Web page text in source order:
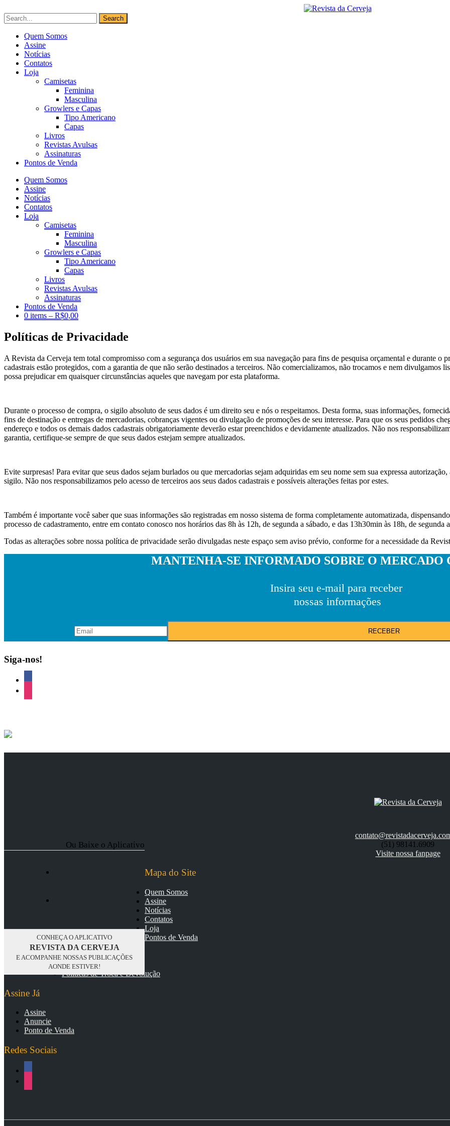
Quem Somos
Assine
Notícias
Contatos
Loja
Camisetas
Feminina
Masculina
Growlers e Capas
Tipo Americano
Capas
Livros
Revistas Avulsas
Assinaturas
Pontos de Venda
Quem Somos
Assine
Notícias
Contatos
Loja
Camisetas
Feminina
Masculina
Growlers e Capas
Tipo Americano
Capas
Livros
Revistas Avulsas
Assinaturas
Pontos de Venda
0 items – R$0,00
Políticas de Privacidade
A Revista da Cerveja tem total compromisso com a segurança dos usuários em sua navegação para fins de pesquisa orçamental e durante o
cadastrais estão protegidos, com a garantia de que não serão destinados a terceiros. Não comercializamos, não trocamos e nem divulgamos
possa prejudicar em quaisquer circunstâncias aqueles que navegam por esta plataforma.
Durante o processo de compra, o sigilo absoluto de seus dados é um direito seu e nós o respeitamos. Desta forma, suas informações,
fins de destinação e entregas de mercadorias, cobranças vigentes ou divulgação de promoções de seu interesse. Para que os seus pedidos
endereço e todos os demais dados cadastrais obrigatoriamente deverão estar preenchidos e devidamente atualizados. Não nos
garantia, certifique-se sempre de que seus dados estejam sempre atualizados.
Evite surpresas! Para evitar que seus dados sejam burlados ou que mercadorias sejam adquiridas em seu nome sem sua expressa
sigilo. Não nos responsabilizamos pelo acesso de terceiros aos seus dados cadastrais e possíveis alterações feitas por estes.
Também é importante você saber que suas informações são registradas em nosso sistema de forma completamente automatizada,
processo de cadastramento, entre em contato conosco nos horários das 8h às 12h, de segunda a sábado, e das 13h30min às 18h, de
Todas as alterações sobre nossa política de privacidade serão divulgadas neste espaço sem aviso prévio, conforme for a necessidade da
MANTENHA-SE INFORMADO SOBRE O MERCADO
Siga-nos!
Ou Baixe o Aplicativo
CONHEÇA O APLICATIVO
REVISTA DA CERVEJA
E ACOMPANHE NOSSAS PUBLICAÇÕES
AONDE ESTIVER!
(51) 98141.6909
Visite nossa fanpage
Mapa do Site
Quem Somos
Assine
Notícias
Contatos
Loja
Pontos de Venda
Termos e Condições
Políticas de Entrega
Políticas de Privacidade
Políticas de Troca e Devolução
Assine Já
Assine
Anuncie
Ponto de Venda
Redes Sociais